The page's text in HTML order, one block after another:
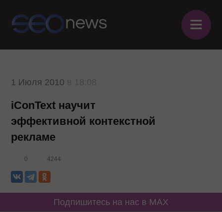
≡
1 Июля 2010
iConText научит
эффективной контекстной
рекламе
0 4244
Подпишитесь на нас в MAX